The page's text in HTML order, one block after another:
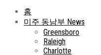
홈
미주 동남부 News
Greensboro
Raleigh
Charlotte